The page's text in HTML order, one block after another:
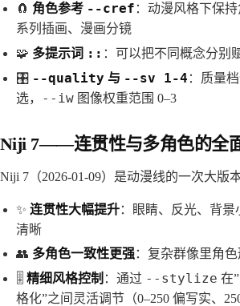
🧲 角色参考 --cref ：动漫风格下保
系列插画、漫画分镜
🧩 多提示词 :: ：可以把不同概念分别
🎛️ --quality 与 --sv 1-4 ：质量
选，
--iw 图像权重范围 0–3
Niji 7——连贯性与多角色的全
Niji 7（2026-01-09）是动漫线的一次大版
✨ 连贯性大幅提升：眼睛、反光、背
清晰
👥 多角色一致性更强：复杂群像里角
🎚️ 精细风格控制 ：通过 --stylize 在
格化”之间灵活调节（0–250 偏写实、